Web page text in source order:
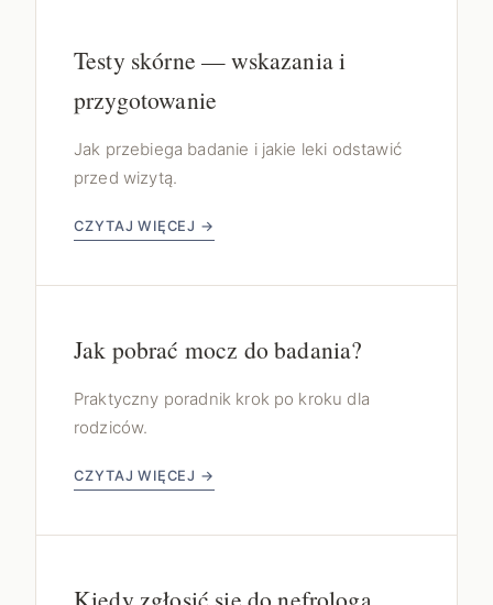
Testy skórne — wskazania i
przygotowanie
Jak przebiega badanie i jakie leki odstawić
przed wizytą.
CZYTAJ WIĘCEJ →
Jak pobrać mocz do badania?
Praktyczny poradnik krok po kroku dla
rodziców.
CZYTAJ WIĘCEJ →